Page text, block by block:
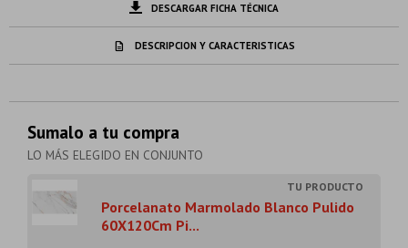
DESCARGAR FICHA TÉCNICA
DESCRIPCION Y CARACTERISTICAS
Sumalo a tu compra
LO MÁS ELEGIDO EN CONJUNTO
Porcelanato Marmolado Blanco Pulido
60X120Cm Pi...